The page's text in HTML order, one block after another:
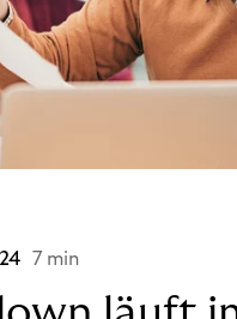
7 min